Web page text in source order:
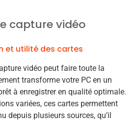
capture vidéo
et utilité des cartes
vidéo peut faire toute la
transforme votre PC en un
à enregistrer en qualité optimale.
variées, ces cartes permettent
depuis plusieurs sources, qu’il